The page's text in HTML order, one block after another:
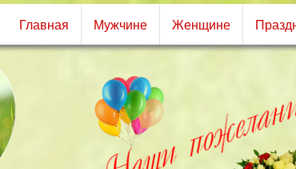
Главная Мужчине Женщине